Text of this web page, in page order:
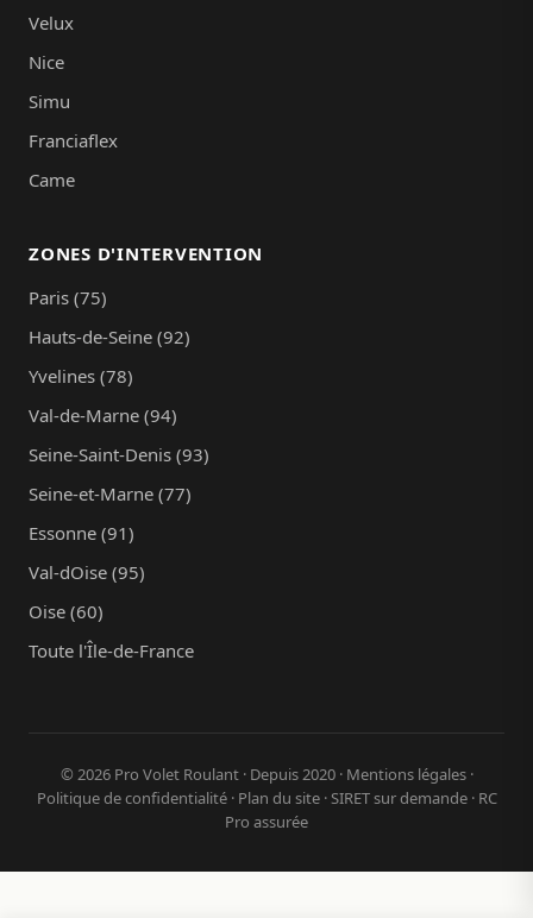
Velux
Nice
Simu
Franciaflex
Came
ZONES D'INTERVENTION
Paris (75)
Hauts-de-Seine (92)
Yvelines (78)
Val-de-Marne (94)
Seine-Saint-Denis (93)
Seine-et-Marne (77)
Essonne (91)
Val-dOise (95)
Oise (60)
Toute l'Île-de-France
© 2026 Pro Volet Roulant · Depuis 2020 · Mentions légales·
Politique de confidentialité· Plan du site· SIRET sur demande · RC
Pro assurée